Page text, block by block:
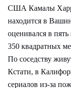
США Камалы
находится в
оценивался в
350 квадратных
По соседству
Кстати, в
сериалов из-за